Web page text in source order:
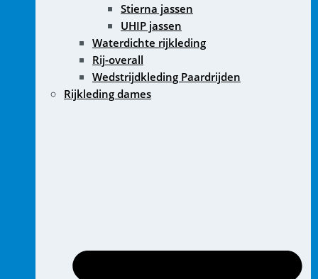
Stierna jassen
UHIP jassen
Waterdichte rijkleding
Rij-overall
Wedstrijdkleding Paardrijden
Rijkleding dames